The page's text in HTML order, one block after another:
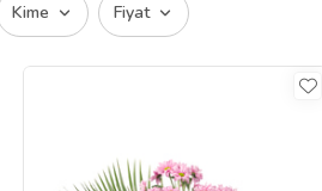
Kime Fiyat